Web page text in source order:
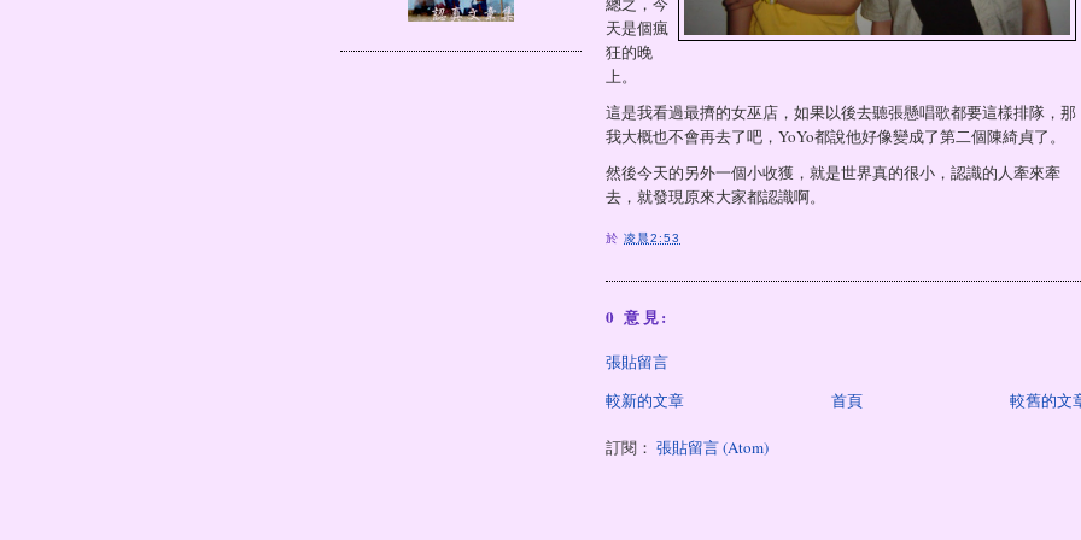
天是個瘋
狂的晚
上。
這是我看過最擠的女巫店，如果以後去聽張懸唱歌都要這樣排隊，那
我大概也不會再去了吧，YoYo都說他好像變成了第二個陳綺貞了。
然後今天的另外一個小收獲，就是世界真的很小，認識的人牽來牽
去，就發現原來大家都認識啊。
於凌晨2:53
0 意見:
張貼留言
較新的文章
較舊的文
首頁
訂閱： 張貼留言 (Atom)